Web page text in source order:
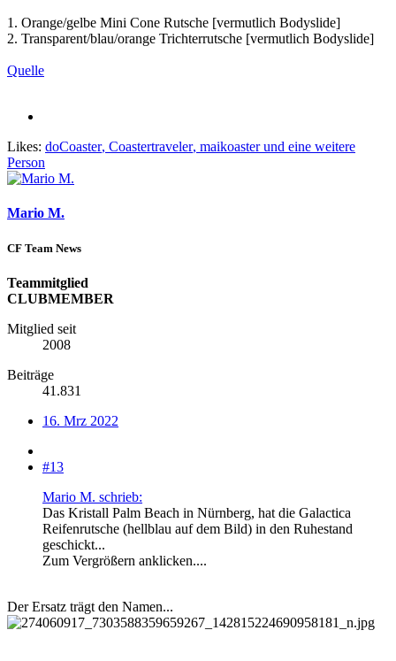
1. Orange/gelbe Mini Cone Rutsche [vermutlich Bodyslide]
2. Transparent/blau/orange Trichterrutsche [vermutlich Bodyslide]
Quelle
Likes: doCoaster, Coastertraveler, maikoasterund eine weitere
Person
Mario M.
CF Team News
Teammitglied
CLUBMEMBER
Mitglied seit
2008
Beiträge
41.831
16. Mrz 2022
#13
Mario M. schrieb:
Das Kristall Palm Beach in Nürnberg, hat die Galactica
Reifenrutsche (hellblau auf dem Bild) in den Ruhestand
geschickt...
Zum Vergrößern anklicken....
Der Ersatz trägt den Namen...